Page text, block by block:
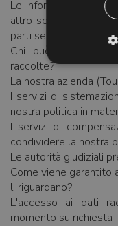
Le informazioni
altro scopo; in
parti senza consenso
Chi può accedere
raccolte?
La nostra azienda
I servizi di
nostra politica in
I servizi di
condividere la nostra
Le autorità giudiziali
Come viene garantito
li riguardano?
L'accesso ai dati
momento su richiesta